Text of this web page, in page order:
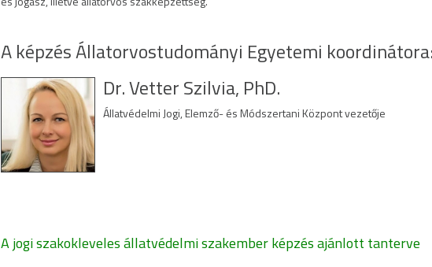
A képzés Állatorvostudományi Egyetemi
Dr. Vetter Szilvia, PhD.
Állatvédelmi Jogi, Elemző- és Módszertani Központ vezetője
A jogi szakokleveles állatvédelmi szakember képzés ajánlott tanterve